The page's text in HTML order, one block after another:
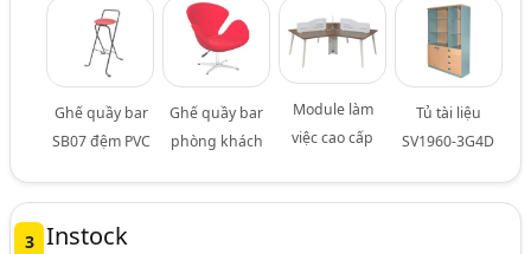
Ghế quầy bar
SB07 đệm PVC
Ghế quầy bar
phòng khách
Module làm
việc cao cấp
Tủ tài liệu
SV1960-3G4D
3 Instock